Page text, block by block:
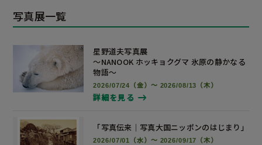
写真展一覧
星野道夫写真展
～NANOOK ホッキョクグマ 氷原の静かなる
物語～
2026/07/24（金）～ 2026/08/13（木）
詳細を見る
「写真伝来｜写真大国ニッポンのはじまり」
2026/07/01（水）～ 2026/09/17（木）